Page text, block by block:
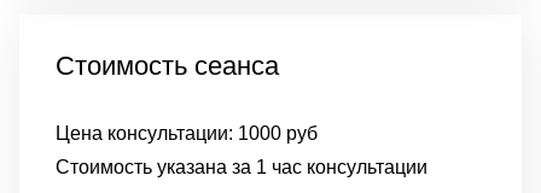
Стоимость сеанса
Цена консультации: 1000 руб
Стоимость указана за 1 час консультации